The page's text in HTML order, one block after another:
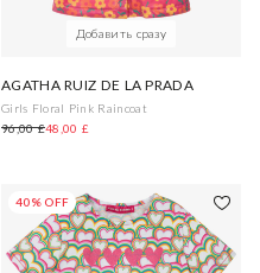
Добавить сразу
AGATHA RUIZ DE LA PRADA
Girls Floral Pink Raincoat
96,00 £48,00 £
40% OFF